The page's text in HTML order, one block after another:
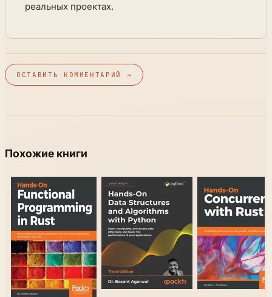
реальных проектах.
ОСТАВИТЬ КОММЕНТАРИЙ →
Похожие книги